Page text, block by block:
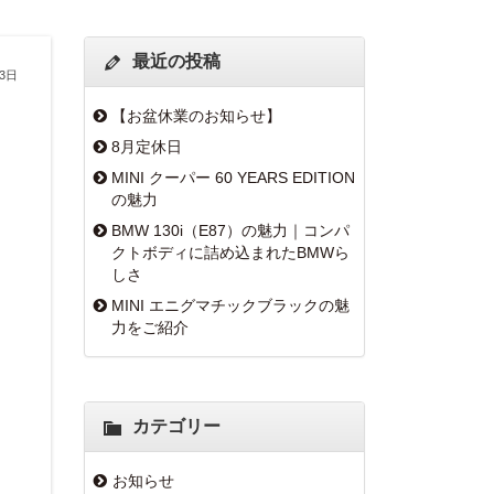
日
最近の投稿
【お盆休業のお知らせ】
8月定休日
MINI クーパー 60 YEARS EDITION
の魅力
BMW 130i（E87）の魅力｜コンパ
クトボディに詰め込まれたBMWら
しさ
MINI エニグマチックブラックの魅
力をご紹介
カテゴリー
お知らせ